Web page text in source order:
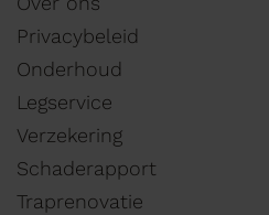
Privacybeleid
Onderhoud
Legservice
Verzekering
Schaderapport
Traprenovatie